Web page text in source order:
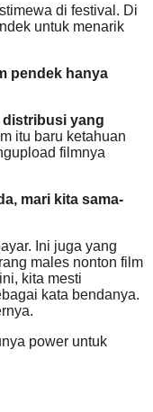
di festival. Di
untuk menarik
pendek hanya
distribusi yang
itu baru ketahuan
filmnya
mari kita sama-
Ini juga yang
males nonton film
kita mesti
kata bendanya.
power untuk